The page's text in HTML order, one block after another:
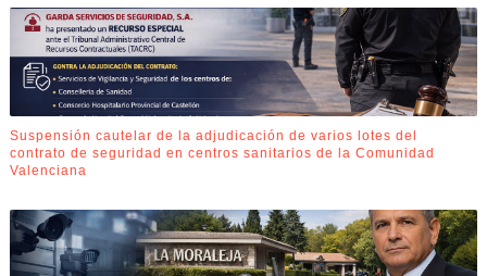
Suspensión cautelar de la adjudicación de varios lotes del
contrato de seguridad en centros sanitarios de la Comunidad
Valenciana